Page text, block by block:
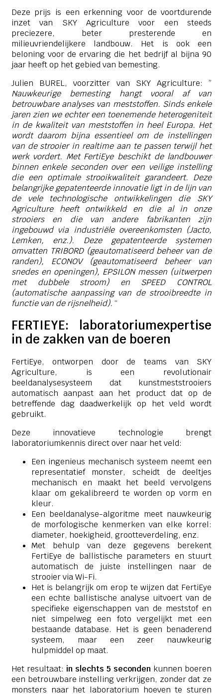
Deze prijs is een erkenning voor de voortdurende
inzet van SKY Agriculture voor een steeds
preciezere, beter presterende en
milieuvriendelijkere landbouw. Het is ook een
beloning voor de ervaring die het bedrijf al bijna 90
jaar heeft op het gebied van bemesting.
Julien BUREL, voorzitter van SKY Agriculture: ”
Nauwkeurige bemesting hangt vooral af van
betrouwbare analyses van meststoffen. Sinds enkele
jaren zien we echter een toenemende heterogeniteit
in de kwaliteit van meststoffen in heel Europa. Het
wordt daarom bijna essentieel om de instellingen
van de strooier in realtime aan te passen terwijl het
werk vordert. Met FertiEye beschikt de landbouwer
binnen enkele seconden over een veilige instelling
die een optimale strooikwaliteit garandeert. Deze
belangrijke gepatenteerde innovatie ligt in de lijn van
de vele technologische ontwikkelingen die SKY
Agriculture heeft ontwikkeld en die al in onze
strooiers en die van andere fabrikanten zijn
ingebouwd via industriële overeenkomsten (Jacto,
Lemken, enz.). Deze gepatenteerde systemen
omvatten TRIBORD (geautomatiseerd beheer van de
randen), ECONOV (geautomatiseerd beheer van
snedes en openingen), EPSILON messen (uitwerpen
met dubbele stroom) en SPEED CONTROL
(automatische aanpassing van de strooibreedte in
functie van de rijsnelheid). “
FERTIEYE: laboratoriumexpertise
in de zakken van de boeren
FertiEye, ontworpen door de teams van SKY
Agriculture, is een revolutionair
beeldanalysesysteem dat kunstmeststrooiers
automatisch aanpast aan het product dat op de
betreffende dag daadwerkelijk op het veld wordt
gebruikt.
Deze innovatieve technologie brengt
laboratoriumkennis direct over naar het veld:
Een ingenieus mechanisch systeem neemt een
representatief monster, scheidt de deeltjes
mechanisch en maakt het beeld vervolgens
klaar om gekalibreerd te worden op vorm en
kleur.
Een beeldanalyse-algoritme meet nauwkeurig
de morfologische kenmerken van elke korrel:
diameter, hoekigheid, grootteverdeling, enz.
Met behulp van deze gegevens berekent
FertiEye de ballistische parameters en stuurt
automatisch de juiste instellingen naar de
strooier via Wi-Fi.
Het is belangrijk om erop te wijzen dat FertiEye
een echte ballistische analyse uitvoert van de
specifieke eigenschappen van de meststof en
niet simpelweg een foto vergelijkt met een
bestaande database. Het is geen benaderend
systeem, maar een zeer nauwkeurig
hulpmiddel op maat.
Het resultaat: in slechts 5 seconden kunnen boeren
een betrouwbare instelling verkrijgen, zonder dat ze
monsters naar het laboratorium hoeven te sturen